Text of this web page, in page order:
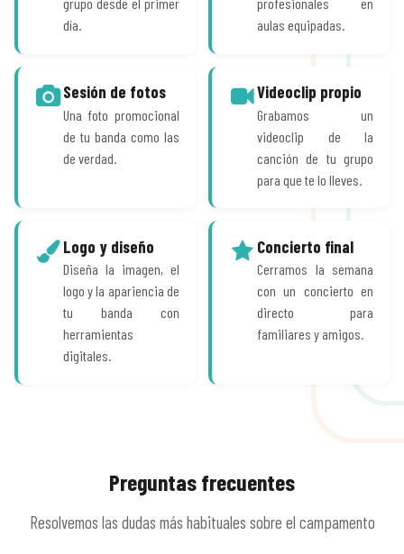
grupo desde el primer
día.
profesionales en
aulas equipadas.
Sesión de fotos
Una foto promocional
de tu banda como las
de verdad.
Videoclip propio
Grabamos un
videoclip de la
canción de tu grupo
para que te lo lleves.
Logo y diseño
Diseña la imagen, el
logo y la apariencia de
tu banda con
herramientas
digitales.
Concierto final
Cerramos la semana
con un concierto en
directo para
familiares y amigos.
Preguntas frecuentes
Resolvemos las dudas más habituales sobre el campamento